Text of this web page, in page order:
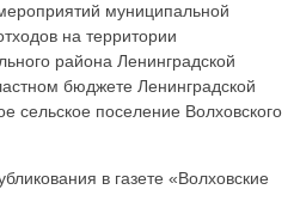
муниципальной
на территории
района Ленинградской
бюджете Ленинградской
сельское поселение Волховского
в газете «Волховские